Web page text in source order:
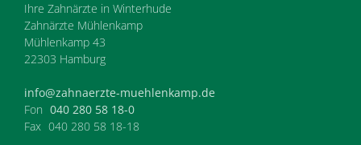
Ihre Zahnärzte in Winterhude
Zahnärzte Mühlenkamp
Mühlenkamp 43
22303 Hamburg
info@zahnaerzte-muehlenkamp.de
Fon 040 280 58 18-0
Fax 040 280 58 18-18